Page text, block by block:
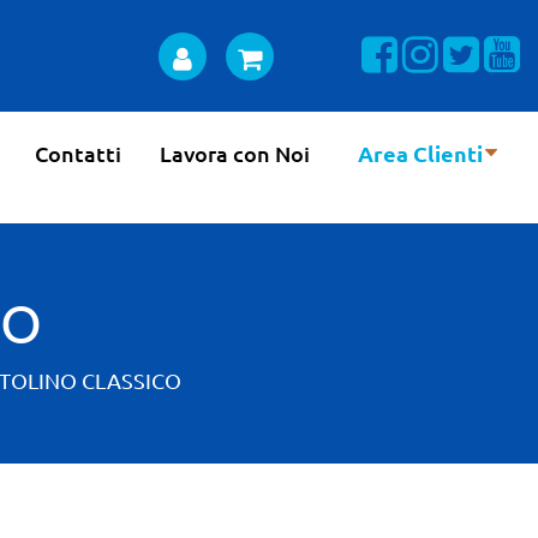
Visualizza la
Visualizza
Contatti Lavora con Noi Area Clienti
CLASSICO